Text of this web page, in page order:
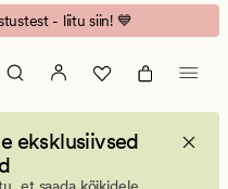
- liitu siin! 💙
eksklusiivsedKonksutaskutega kardin